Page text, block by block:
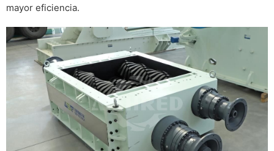
mayor eficiencia.